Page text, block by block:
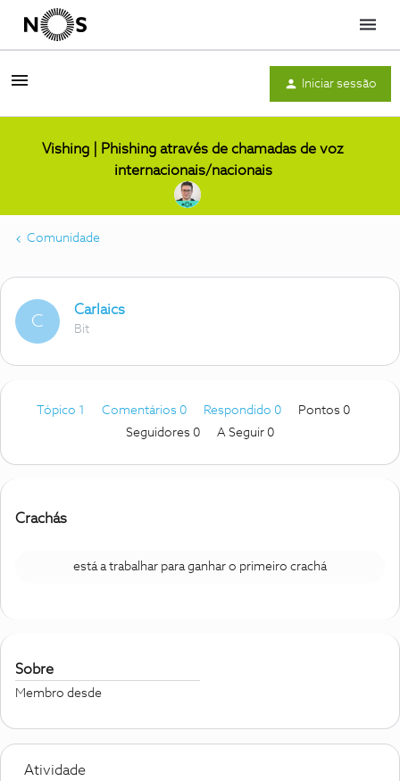
Menu
Iniciar sessão
Vishing | Phishing através de chamadas de voz
internacionais/nacionais
Comunidade
C
Carlaics
Bit
Tópico 1 Comentários 0 Respondido 0
Pontos 0
Seguidores 0 A Seguir 0
Crachás
está a trabalhar para ganhar o primeiro crachá
Sobre
Membro desde
Atividade